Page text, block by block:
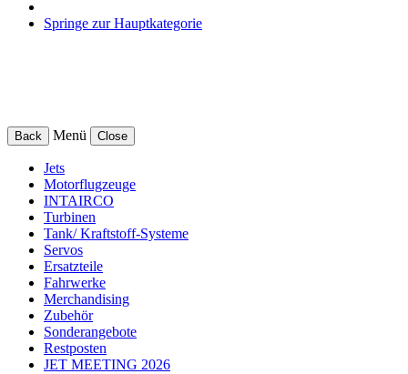
Springe zur Hauptkategorie
Back Menü Close
Jets
Motorflugzeuge
INTAIRCO
Turbinen
Tank/ Kraftstoff-Systeme
Servos
Ersatzteile
Fahrwerke
Merchandising
Zubehör
Sonderangebote
Restposten
JET MEETING 2026